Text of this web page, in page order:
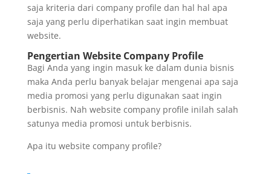
saja kriteria dari company profile dan hal hal apa
saja yang perlu diperhatikan saat ingin membuat
website.
Pengertian Website Company Profile
Bagi Anda yang ingin masuk ke dalam dunia bisnis
maka Anda perlu banyak belajar mengenai apa saja
media promosi yang perlu digunakan saat ingin
berbisnis. Nah website company profile inilah salah
satunya media promosi untuk berbisnis.
Apa itu website company profile?